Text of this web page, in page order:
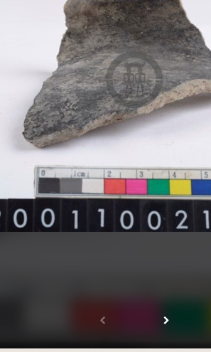
用CC姓名標示-非商業性 3.0 台灣及其後版本(CC BY-NC 3.0 TW +)